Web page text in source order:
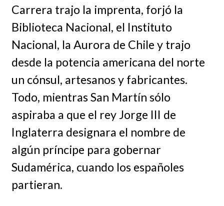
Carrera trajo la imprenta, forjó la
Biblioteca Nacional, el Instituto
Nacional, la Aurora de Chile y trajo
desde la potencia americana del norte
un cónsul, artesanos y fabricantes.
Todo, mientras San Martín sólo
aspiraba a que el rey Jorge III de
Inglaterra designara el nombre de
algún príncipe para gobernar
Sudamérica, cuando los españoles
partieran.